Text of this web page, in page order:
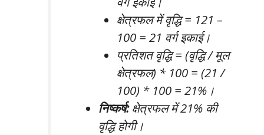
क्षेत्रफल में वृद्धि = 121 –
100 = 21 वर्ग इकाई।
प्रतिशत वृद्धि = (वृद्धि / मूल
क्षेत्रफल) * 100 = (21 /
100) * 100 = 21%।
निष्कर्ष:क्षेत्रफल में 21% की
वृद्धि होगी।